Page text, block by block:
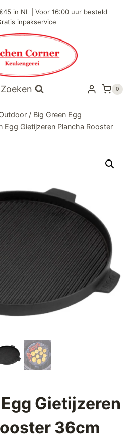
in NL | Voor 16:00 uur besteld
inpakservice
Zoeken 0
/ Big Green Egg
Egg Gietijzeren Plancha Rooster
Gietijzeren
36cm